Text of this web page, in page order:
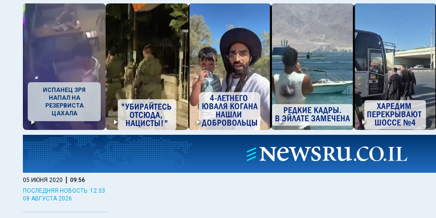
ИСПАНЕЦ ЗРЯ
НАПАЛ НА
РЕЗЕРВИСТА
ЦАХАЛА
05 ИЮНЯ 2020 | 09:56
ПОСЛЕДНЯЯ НОВОСТЬ: 12:33
08 АВГУСТА 2026